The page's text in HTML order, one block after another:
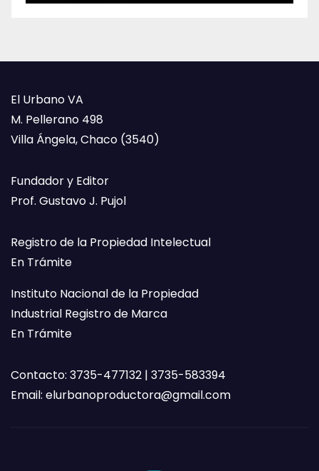
El Urbano VA
M. Pellerano 498
Villa Ángela, Chaco (3540)
Fundador y Editor
Prof. Gustavo J. Pujol
Registro de la Propiedad Intelectual
En Trámite
Instituto Nacional de la Propiedad
Industrial Registro de Marca
En Trámite
Contacto: 3735-477132 | 3735-583394
Email: elurbanoproductora@gmail.com